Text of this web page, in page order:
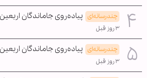
چندرسانه‌ای پیاده‌روی جاماندگان
۳ روز قبل
چندرسانه‌ای پیاده‌روی جاماندگان
۳ روز قبل